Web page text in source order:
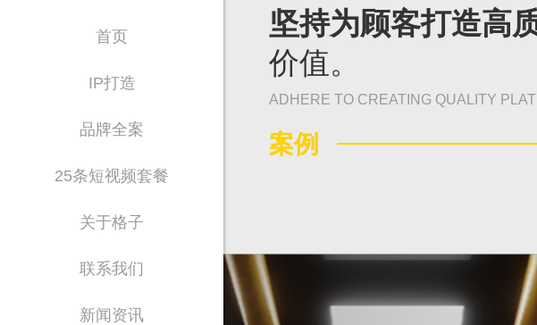
首页
IP打造
品牌全案
25条短视频套餐
关于格子
联系我们
新闻资讯
坚持为顾客打造高
价值。
ADHERE TO CREATING QUALITY
案例
致力于为政企单位提供数字化全面解决方